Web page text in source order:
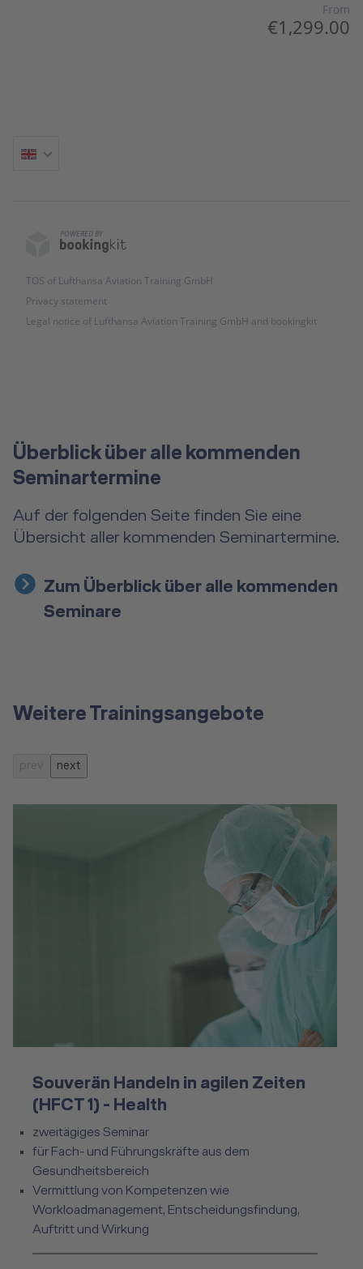
From
€1,299.00
POWERED BY
TOS of Lufthansa Aviation Training GmbH
Privacy statement
Legal notice of Lufthansa Aviation Training GmbH and bookingkit
Überblick über alle kommenden
Seminartermine
Auf der folgenden Seite finden Sie eine
Übersicht aller kommenden Seminartermine.
Zum Überblick über alle kommenden
Seminare
Weitere Trainingsangebote
next
Souverän Handeln in agilen Zeiten
(HFCT 1) - Health
Souverän Handeln in agilen Zeiten (HFCT 1) - Health
zweitägiges Seminar
für Fach- und Führungskräfte aus dem
Gesundheitsbereich
Vermittlung von Kompetenzen wie
Workloadmanagement, Entscheidungsfindung,
Auftritt und Wirkung